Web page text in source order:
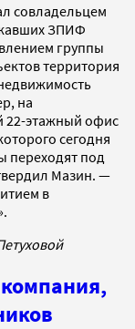
совладельцем
ЗПИФ
группы
территория
на
22-этажный офис
сегодня
переходят под
Мазин. —
в